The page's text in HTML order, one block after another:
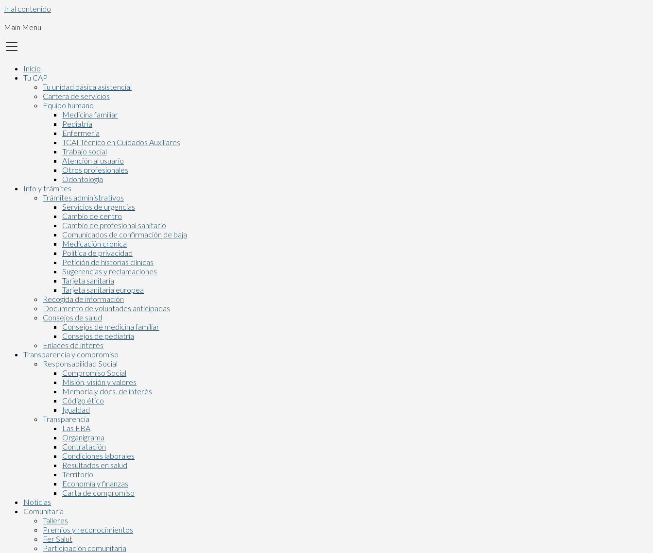
Ir al contenido
Main Menu
Inicio
Tu CAP
Tu unidad básica asistencial
Cartera de servicios
Equipo humano
Medicina familiar
Pediatría
Enfermería
TCAI Técnico en Cuidados Auxiliares
Trabajo social
Atención al usuario
Otros profesionales
Odontología
Info y trámites
Trámites administrativos
Servicios de urgencias
Cambio de centro
Cambio de profesional sanitario
Comunicados de confirmación de baja
Medicación crónica
Política de privacidad
Petición de historias clínicas
Sugerencias y reclamaciones
Tarjeta sanitaria
Tarjeta sanitaria europea
Recogida de información
Documento de voluntades anticipadas
Consejos de salud
Consejos de medicina familiar
Consejos de pediatría
Enlaces de interés
Transparencia y compromiso
Responsabilidad Social
Compromiso Social
Misión, visión y valores
Memoria y docs. de interés
Código ético
Igualdad
Transparencia
Las EBA
Organigrama
Contratación
Condiciones laborales
Resultados en salud
Territorio
Economía y finanzas
Carta de compromiso
Noticias
Comunitaria
Talleres
Premios y reconocimientos
Fer Salut
Participación comunitaria